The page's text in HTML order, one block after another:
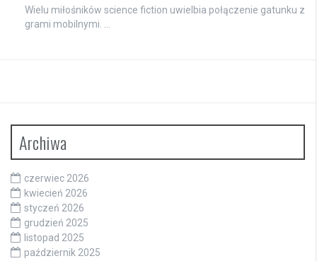
Wielu miłośników science fiction uwielbia połączenie gatunku z
grami mobilnymi. …
Archiwa
czerwiec 2026
kwiecień 2026
styczeń 2026
grudzień 2025
listopad 2025
październik 2025